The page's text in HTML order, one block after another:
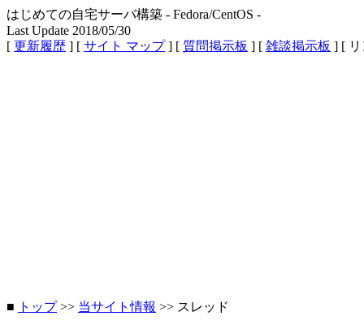
はじめての自宅サーバ構築 - Fedora/CentOS -
Last Update 2018/05/30
[ 更新履歴 ] [ サイト マップ] [ 質問掲示板 ] [ 雑談掲示板 ] [
■ トップ>> 当サイト情報 >> スレッド